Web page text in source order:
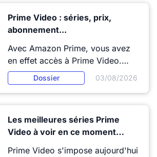
Prime Video : séries, prix,
abonnement...
Avec Amazon Prime, vous avez
en effet accès à Prime Video.
C'est donc bien plus qu’un simple
service premium qui permet
d’avoir la livraison gratuite et
avantages, séries. Zoom sur le
programme Amazon Prime.
Dossier 03/08/2026
Les meilleures séries Prime
Video à voir en ce moment
Prime Video s'impose aujourd'hui